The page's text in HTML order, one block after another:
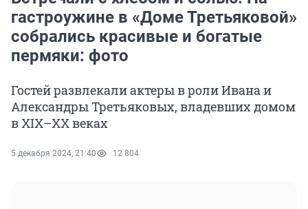
гастроужине в «Доме Третьяковой»
собрались красивые и богатые
пермяки: фото
Гостей развлекали актеры в роли Ивана и
Александры Третьяковых, владевших домом
в XIX–XX веках
5 декабря 2024, 21:40 12 804